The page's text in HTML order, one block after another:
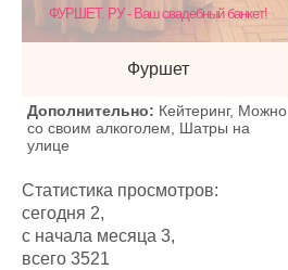
Фуршет
ФУРШЕТ. РУ - Ваш свадебный банкет!
Дополнительно: Кейтеринг, Можно
со своим алкоголем, Шатры на
улице
Статистика просмотров:
сегодня 2,
с начала месяца 3,
всего 3521